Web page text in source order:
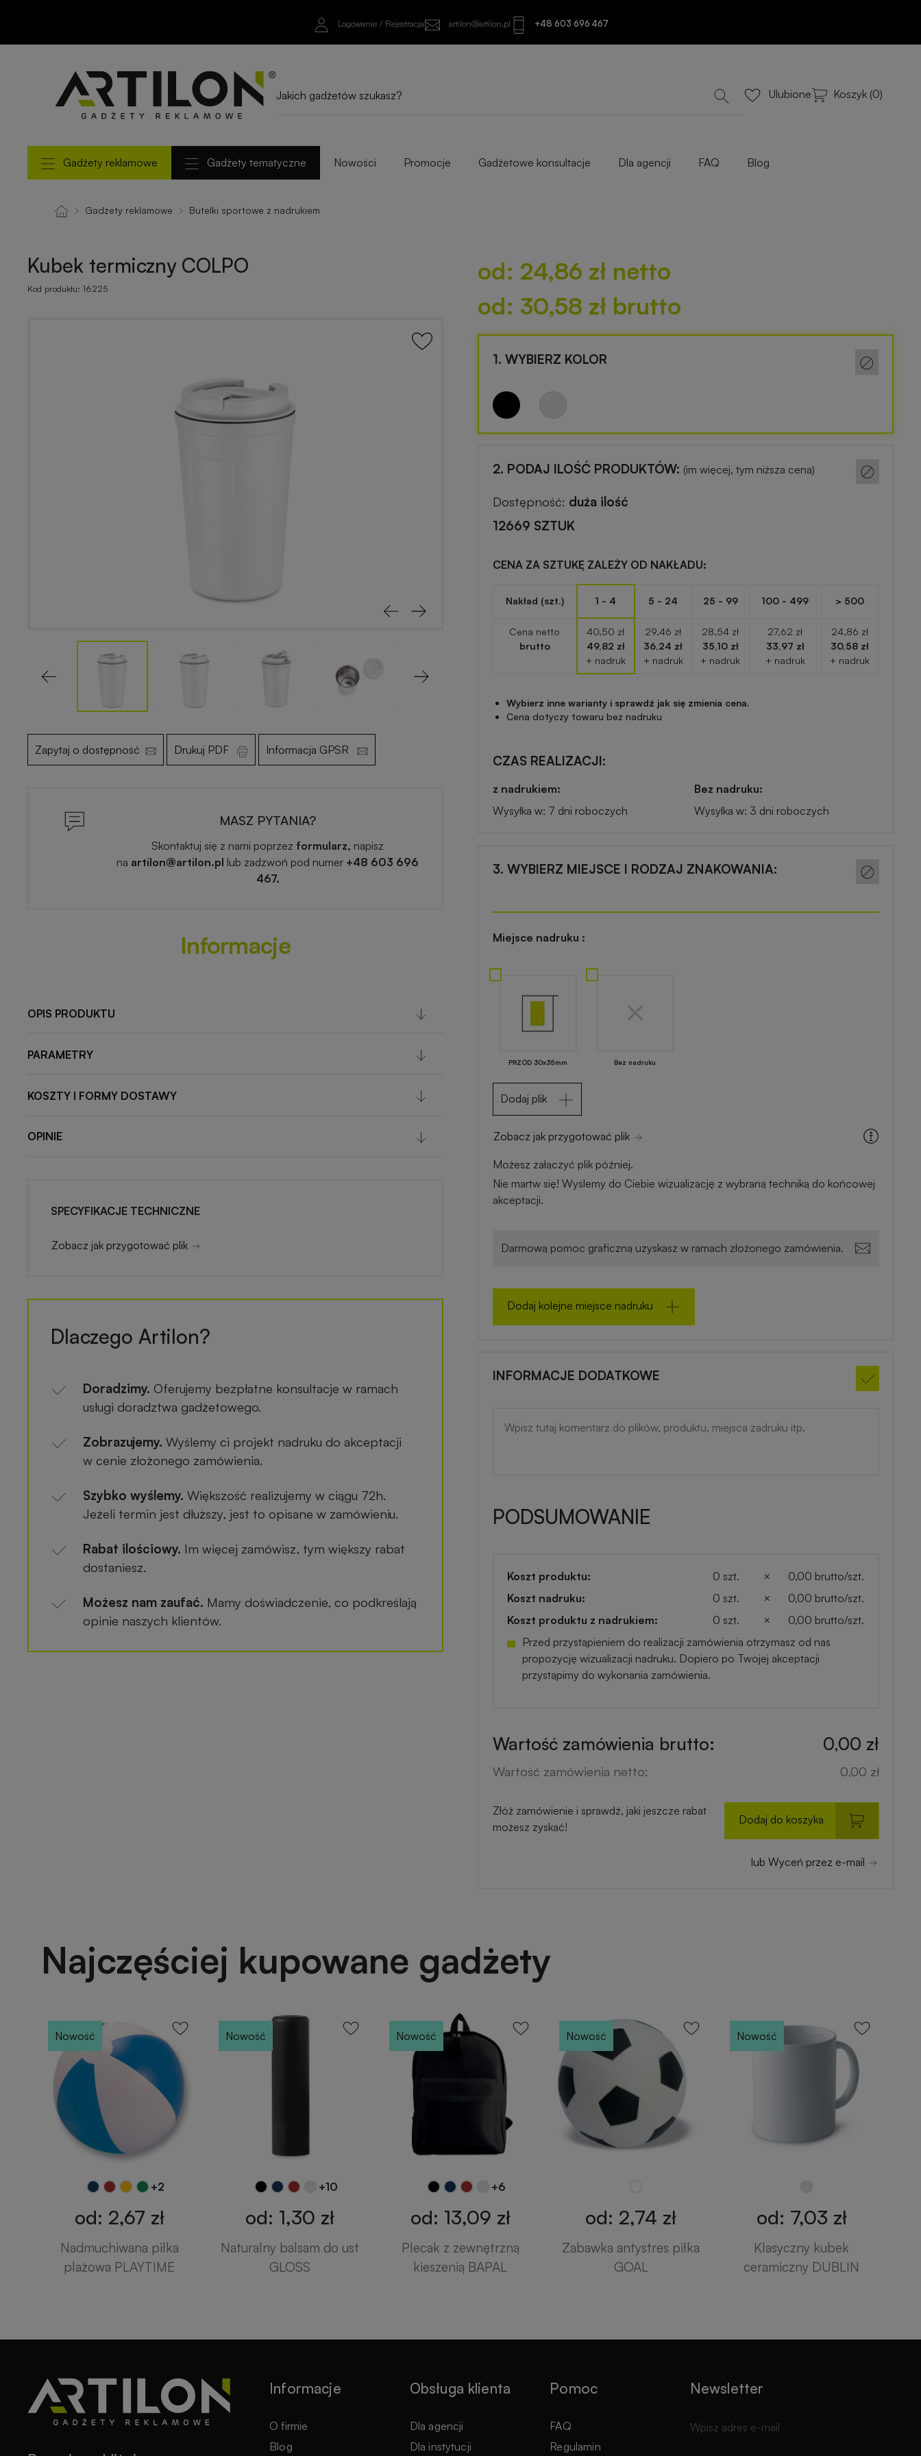
COLPO
od: 24,86 zł netto
Logowanie / Rejestracja artilon@artilon.pl +48 603 696 467
Ulubione Koszyk (0)
Gadżety reklamowe Gadżety tematyczne Nowości Promocje Gadżetowe konsultacje Dla agencji FAQ Blog
Gadżety reklamowe Butelki sportowe z nadrukiem
Kubek termiczny COLPO
Kod produktu: 16225
Next
Zapytaj o dostępność Drukuj PDF Informacja GPSR
MASZ PYTANIA?
Skontaktuj się z nami poprzez formularz, napisz
na artilon@artilon.pl lub zadzwoń pod numer +48 603 696
467.
Informacje
OPIS PRODUKTU
PARAMETRY
KOSZTY I FORMY DOSTAWY
OPINIE
SPECYFIKACJE TECHNICZNE
Zobacz jak przygotować plik
Dlaczego Artilon?
Doradzimy. Oferujemy bezpłatne konsultacje w ramach
usługi doradztwa gadżetowego.
Zobrazujemy. Wyślemy ci projekt nadruku do akceptacji
w cenie złożonego zamówienia.
Szybko wyślemy. Większość realizujemy w ciągu 72h.
Jeżeli termin jest dłuższy, jest to opisane w zamówieniu.
Rabat ilościowy. Im więcej zamówisz, tym większy rabat
dostaniesz.
Możesz nam zaufać. Mamy doświadczenie, co podkreślają
opinie naszych klientów.
od: 24,86 zł netto
od: 30,58 zł brutto
1. WYBIERZ KOLOR
2. PODAJ ILOŚĆ PRODUKTÓW: (im więcej, tym niższa cena)
Dostępność: duża ilość
12669 SZTUK
CENA ZA SZTUKĘ ZALEŻY OD NAKŁADU:
Nakład (szt.) 1 - 4 5 - 24 25 - 99 100 - 499 > 500
Cena netto
brutto
40,50 zł
49,82 zł
+ nadruk
29,46 zł
36,24 zł
+ nadruk
28,54 zł
35,10 zł
+ nadruk
27,62 zł
33,97 zł
+ nadruk
24,86 zł
30,58 zł
+ nadruk
Wybierz inne warianty i sprawdź jak się zmienia cena.
Cena dotyczy towaru bez nadruku
CZAS REALIZACJI:
z nadrukiem:
Wysyłka w: 7 dni roboczych
Bez nadruku:
Wysyłka w: 3 dni roboczych
3. WYBIERZ MIEJSCE I RODZAJ ZNAKOWANIA:
Miejsce nadruku :
PRZÓD 30x35mm Bez nadruku
Dodaj plik
Zobacz jak przygotować plik
Możesz załączyć plik później.
Nie martw się! Wyślemy do Ciebie wizualizację z wybraną techniką do końcowej
akceptacji.
Darmową pomoc graficzną uzyskasz w ramach złożonego zamówienia.
Dodaj kolejne miejsce nadruku
INFORMACJE DODATKOWE
PODSUMOWANIE
Koszt produktu: 0 szt. ×
0,00 brutto/szt.
Koszt nadruku:
0 szt. ×
0,00 brutto/szt.
Koszt produktu z nadrukiem:
0 szt. ×
0,00 brutto/szt.
Przed przystąpieniem do realizacji zamówienia otrzymasz od nas
propozycję wizualizacji nadruku. Dopiero po Twojej akceptacji
przystąpimy do wykonania zamówienia.
Wartość zamówienia brutto: 0,00 zł
Wartość zamówienia netto: 0,00 zł
Złóż zamówienie i sprawdź, jaki jeszcze rabat
możesz zyskać!
Dodaj do koszyka
lub Wyceń przez e-mail
Najczęściej kupowane gadżety
Nowość
+2
od: 2,67 zł
Nadmuchiwana piłka
plażowa PLAYTIME
Nowość
+10
od: 1,30 zł
Naturalny balsam do ust
GLOSS
Nowość
+6
od: 13,09 zł
Plecak z zewnętrzną
kieszenią BAPAL
Nowość
od: 2,74 zł
Zabawka antystres piłka
GOAL
Nowość
od: 7,03 zł
Klasyczny kubek
ceramiczny DUBLIN
Informacje
O firmie
Blog
Obsługa klienta
Dla agencji
Dla instytucji
Pomoc
FAQ
Regulamin
Newsletter